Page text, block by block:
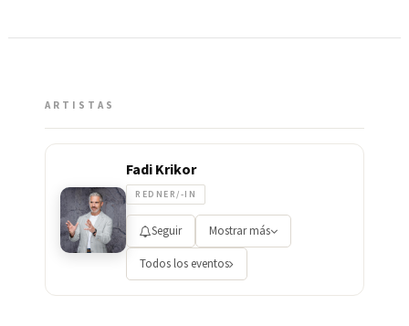
ARTISTAS
Fadi Krikor
REDNER/-IN
Seguir Mostrar más
Todos los eventos